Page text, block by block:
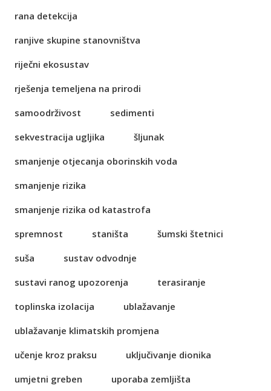
rana detekcija
ranjive skupine stanovništva
riječni ekosustav
rješenja temeljena na prirodi
samoodrživost
sedimenti
sekvestracija ugljika
šljunak
smanjenje otjecanja oborinskih voda
smanjenje rizika
smanjenje rizika od katastrofa
spremnost
staništa
šumski štetnici
suša
sustav odvodnje
sustavi ranog upozorenja
terasiranje
toplinska izolacija
ublažavanje
ublažavanje klimatskih promjena
učenje kroz praksu
uključivanje dionika
umjetni greben
uporaba zemljišta